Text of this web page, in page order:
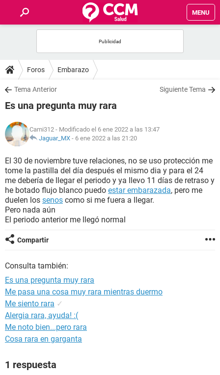
MENU
FOROS
SALUD
NUTRICIÓN
BIENESTAR
SEXUALIDAD
GLOSARIO
Foros Embarazo
Tema Anterior Siguiente Tema
Es una pregunta muy rara
Cami312 - Modificado el 6 ene 2022 a las 13:47
Jaguar_MX - 6 ene 2022 a las 21:20
El 30 de noviembre tuve relaciones, no se uso protección me
tome la pastilla del día después el mismo dia y para el 24
me debería de llegar el periodo y ya llevo 11 días de retraso y
he botado flujo blanco puedo estar embarazada, pero me
duelen los senos como si me fuera a llegar.
Pero nada aún
El periodo anterior me llegó normal
Compartir
Consulta también:
Es una pregunta muy rara
Me pasa una cosa muy rara mientras duermo
Me siento rara ✓
Alergia rara, ayuda! :(
Me noto bien...pero rara
Cosa rara en garganta
1 respuesta